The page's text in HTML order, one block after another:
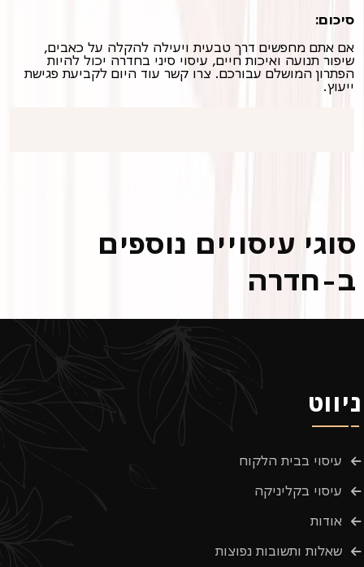
סיכום:
ייעוץ.
סוגי עיסויים נוספים
ב-חדרה
ניווט
עיסוי בבית הלקוח
עיסוי בקליניקה
אודות
שאלות ותשובות נפוצות